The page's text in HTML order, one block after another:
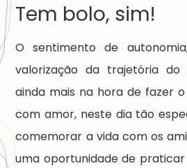
Tem bolo, sim!
O sentimento de
valorização da trajetória
ainda mais na hora de fazer
com amor, neste dia tão
comemorar a vida com os
uma oportunidade de